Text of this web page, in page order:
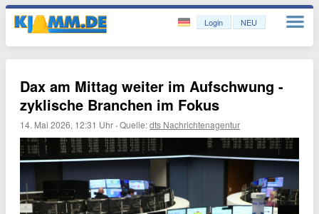
Login NEU
Dax am Mittag weiter im Aufschwung -
zyklische Branchen im Fokus
14. Mai 2026, 12:31 Uhr ·Quelle:dts Nachrichtenagentur